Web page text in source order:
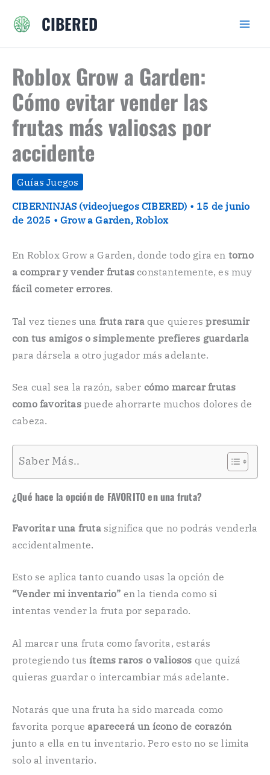
CIBERED
Roblox Grow a Garden:
Cómo evitar vender las
frutas más valiosas por
accidente
Guías Juegos
CIBERNINJAS (videojuegos CIBERED) • 15 de junio
de 2025 •Grow a Garden,Roblox
En Roblox Grow a Garden, donde todo gira en torno
a comprar y vender frutas constantemente, es muy
fácil cometer errores.
Tal vez tienes una fruta raraque quierespresumir
con tus amigos o simplemente prefieres guardarla
para dársela a otro jugador más adelante.
Sea cual sea la razón, saber cómo marcar frutas
como favoritaspuede ahorrarte muchos dolores de
cabeza.
Saber Más..
¿Qué hace la opción de FAVORITO en una fruta?
Favoritar una frutasignifica que no podrás venderla
accidentalmente.
Esto se aplica tanto cuando usas la opción de
“Vender mi inventario” en la tienda como si
intentas vender la fruta por separado.
Al marcar una fruta como favorita, estarás
protegiendo tusítems raros o valiosos que quizá
quieras guardar o intercambiar más adelante.
Notarás que una fruta ha sido marcada como
favorita porque aparecerá un ícono de corazón
junto a ella en tu inventario. Pero esto no se limita
solo al inventario.